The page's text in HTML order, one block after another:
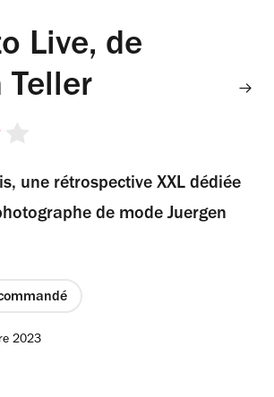
Live, de
Teller
une rétrospective XXL dédiée
de mode Juergen
2023